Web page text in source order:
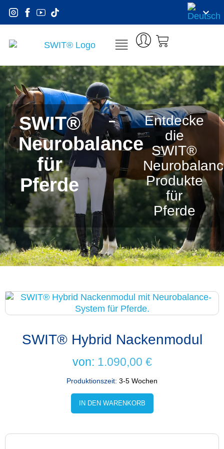
SWIT®
Neurobalance
für
Pferde
Entdecke
die
SWIT®
Produkte
für
Pferde
SWIT® Hybrid Nackenmodul
von: 1.090,00 €
Produktionszeit: 3-5 Wochen
IN DEN WARENKORB